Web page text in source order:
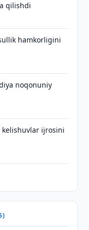
qilishdi
hamkorligini
noqonuniy
kelishuvlar ijrosini